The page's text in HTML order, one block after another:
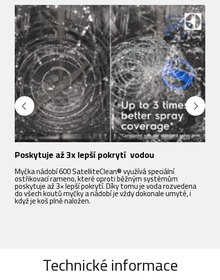
Poskytuje až 3x lepší pokrytí vodou
Myčka nádobí 600 SatelliteClean® využívá speciální
ostřikovací rameno, které oproti běžným systémům
poskytuje až 3× lepší pokrytí. Díky tomu je voda rozvedena
do všech koutů myčky a nádobí je vždy dokonale umyté, i
když je koš plně naložen.
Technické informace